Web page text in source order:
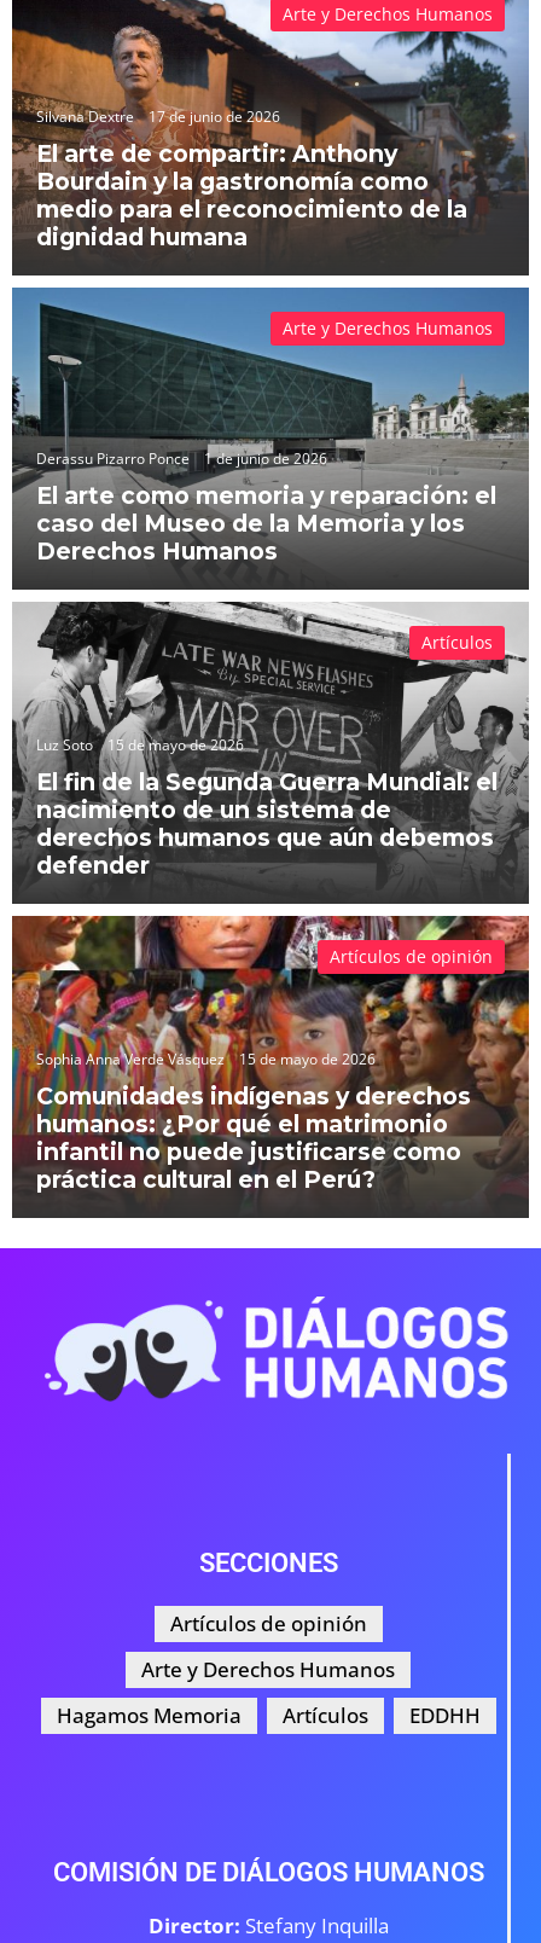
Silvana Dextre 17 de junio de 2026
El arte de compartir: Anthony
Bourdain y la gastronomía como
medio para el reconocimiento de la
dignidad humana
Arte y Derechos Humanos
Derassu Pizarro Ponce 1 de junio de 2026
El arte como memoria y reparación: el
caso del Museo de la Memoria y los
Derechos Humanos
Arte y Derechos Humanos
Luz Soto 15 de mayo de 2026
El fin de la Segunda Guerra Mundial: el
nacimiento de un sistema de
derechos humanos que aún debemos
defender
Artículos
Sophia Anna Verde Vásquez 15 de mayo de 2026
Comunidades indígenas y derechos
humanos: ¿Por qué el matrimonio
infantil no puede justificarse como
práctica cultural en el Perú?
Artículos de opinión
SECCIONES
Artículos de opinión
Arte y Derechos Humanos
Hagamos Memoria
Artículos EDDHH
COMISIÓN DE DIÁLOGOS HUMANOS
Director: Stefany Inquilla